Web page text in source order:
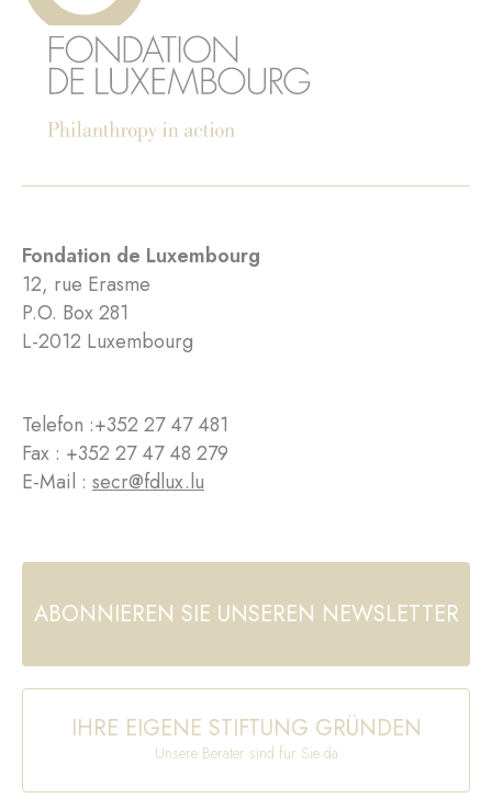
Fondation de Luxembourg
12, rue Erasme
P.O. Box 281
L-2012 Luxembourg
Telefon :+352 27 47 481
Fax : +352 27 47 48 279
E-Mail : secr@fdlux.lu
ABONNIEREN SIE UNSEREN NEWSLETTER
IHRE EIGENE STIFTUNG GRÜNDEN
Unsere Berater sind für Sie da